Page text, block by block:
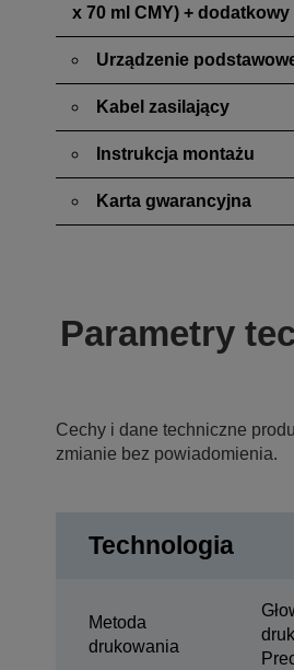
x 70 ml CMY) +
Urządzenie
Kabel zasilający
Instrukcja montażu
Karta gwarancyjna
Parametry
Cechy i dane techniczne
zmianie bez powiadomienia.
Technologia
Metoda
drukowania